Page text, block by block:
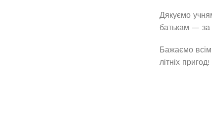
Дякуємо
батькам — за
Бажаємо всім
літніх пригод!